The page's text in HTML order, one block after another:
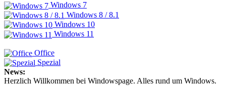
Windows 7
Windows 8 / 8.1
Windows 10
Windows 11
Office
Spezial
News:
Herzlich Willkommen bei Windowspage. Alles rund um Windows.